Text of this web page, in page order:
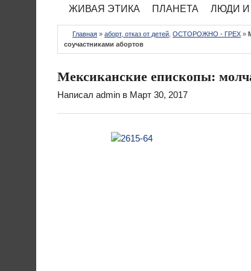
ЖИВАЯ ЭТИКА
ПЛАНЕТА ЛЮДИ И
Главная » аборт, отказ от детей ОСТОРОЖНО - ГРЕХ »
соучастниками абортов
Мексиканские епископы:
Написал admin в Март 30, 2017